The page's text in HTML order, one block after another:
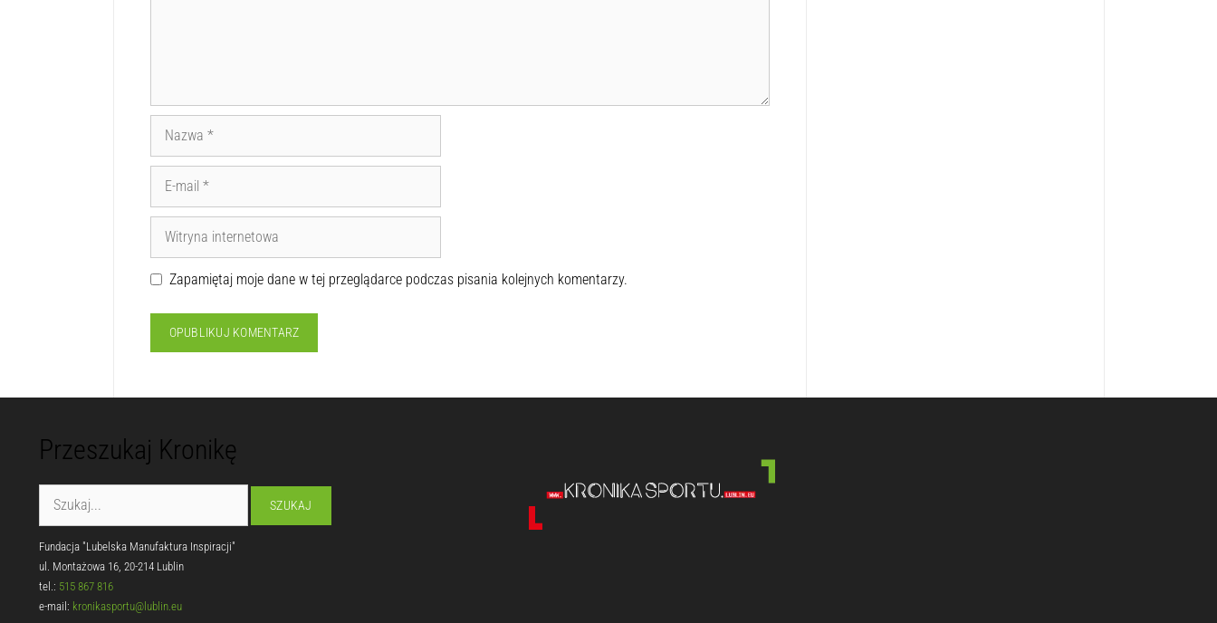
Zapamiętaj moje dane w tej przeglądarce podczas pisania kolejnych komentarzy.
Przeszukaj Kronikę
Fundacja "Lubelska Manufaktura Inspiracji"
ul. Montażowa 16, 20-214 Lublin
tel.: 515 867 816
e-mail: kronikasportu@lublin.eu